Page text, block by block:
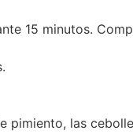
15 minutos.
pimiento, las